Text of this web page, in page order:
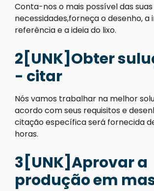
Conta-nos o mais possível das suas
necessidades,forneça o desenho, a
referência e a ideia do lixo.
2[UNK]Obter
- citar
Nós vamos trabalhar na melhor
acordo com seus requisitos e
citação específica será fornecida
horas.
3[UNK]Aprovar a
produção em